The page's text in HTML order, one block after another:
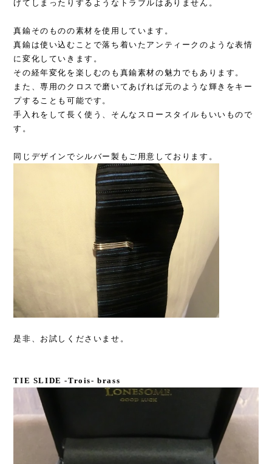
げてしまったりするようなトラブルはありません。
真鍮そのものの素材を使用しています。
真鍮は使い込むことで落ち着いたアンティークのような表情
に変化していきます。
その経年変化を楽しむのも真鍮素材の魅力でもあります。
また、専用のクロスで磨いてあげれば元のような輝きをキー
プすることも可能です。
手入れをして長く使う、そんなスロースタイルもいいもので
す。
同じデザインでシルバー製もご用意しております。
是非、お試しくださいませ。
TIE SLIDE -Trois- brass